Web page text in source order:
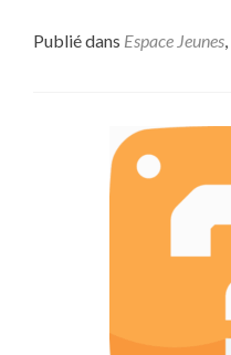
Publié dans Espace Jeunes,